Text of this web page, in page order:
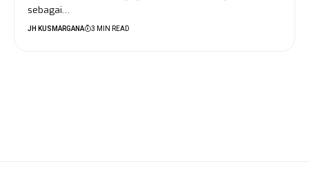
sebagai…
JH KUSMARGANA 3 MIN READ